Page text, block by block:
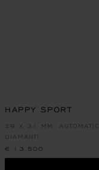
HAPPY SPORT
29 X 31 MM,
DIAMANTI
€ 13,500